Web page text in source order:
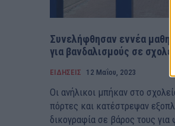
Συνελήφθησαν εννέα
για βανδαλισμούς σε σχολείο
ΕΙΔΗΣΕΙΣ 12 Μαΐου, 2023
Οι ανήλικοι μπήκαν στο
πόρτες και κατέστρεψαν
δικογραφία σε βάρος τους για